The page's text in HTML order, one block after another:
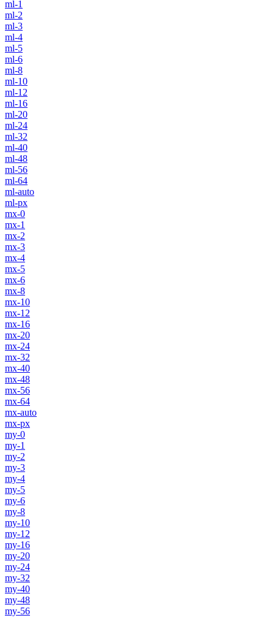
ml-1
ml-2
ml-3
ml-4
ml-5
ml-6
ml-8
ml-10
ml-12
ml-16
ml-20
ml-24
ml-32
ml-40
ml-48
ml-56
ml-64
ml-auto
ml-px
mx-0
mx-1
mx-2
mx-3
mx-4
mx-5
mx-6
mx-8
mx-10
mx-12
mx-16
mx-20
mx-24
mx-32
mx-40
mx-48
mx-56
mx-64
mx-auto
mx-px
my-0
my-1
my-2
my-3
my-4
my-5
my-6
my-8
my-10
my-12
my-16
my-20
my-24
my-32
my-40
my-48
my-56